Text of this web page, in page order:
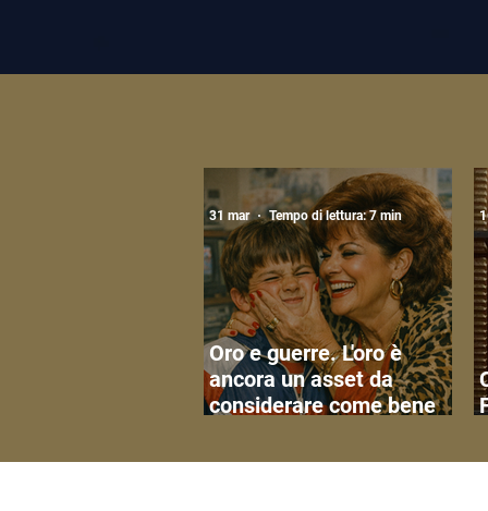
Oro e guerre. L'oro è
ancora un asset da
considerare come bene
31 mar Tempo di lettura: 7 min